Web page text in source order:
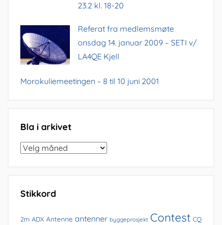
23.2 kl. 18-20
Referat fra medlemsmøte
onsdag 14. januar 2009 – SETI v/
LA4QE Kjell
Morokuliemeetingen – 8 til 10 juni 2001
Bla i arkivet
Bla
arkivet
Stikkord
2m ADX Antenne antenner byggeprosjekt Contest CQ